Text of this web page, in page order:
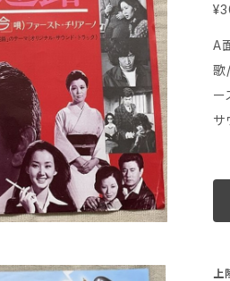
A
歌/フ
ースト
サウンド・ト
上